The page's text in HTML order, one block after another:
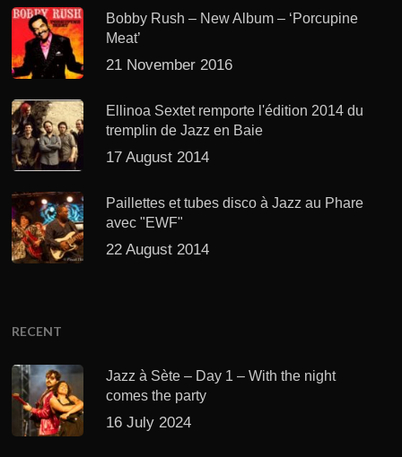
Bobby Rush – New Album – ‘Porcupine
Meat’
21 November 2016
Ellinoa Sextet remporte l'édition 2014 du
tremplin de Jazz en Baie
17 August 2014
Paillettes et tubes disco à Jazz au Phare
avec "EWF"
22 August 2014
RECENT
Jazz à Sète – Day 1 – With the night
comes the party
16 July 2024